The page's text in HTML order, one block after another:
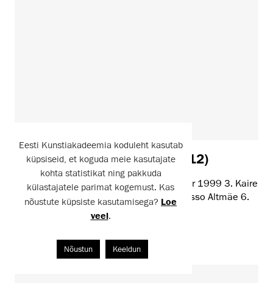
Ehte- ja sepakunst (1997-2012)
1997 1. Kertu Vellerind 1998 2. Siiri Suur 1999 3. Kaire
Rannik 2000 4. Maria Valdma 2002 5. Asso Altmäe 6.
Eesti Kunstiakadeemia koduleht kasutab
küpsiseid, et koguda meie kasutajate
kohta statistikat ning pakkuda
külastajatele parimat kogemust. Kas
nõustute küpsiste kasutamisega? Loe
veel.
Nõustun Keeldun